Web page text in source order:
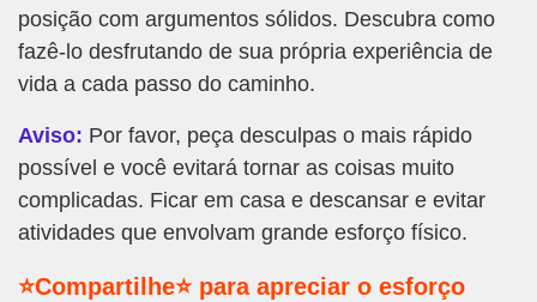
posição com argumentos sólidos. Descubra como
fazê-lo desfrutando de sua própria experiência de
vida a cada passo do caminho.
Aviso: Por favor, peça desculpas o mais rápido
possível e você evitará tornar as coisas muito
complicadas. Ficar em casa e descansar e evitar
atividades que envolvam grande esforço físico.
⭐Compartilhe⭐ para apreciar o esforço